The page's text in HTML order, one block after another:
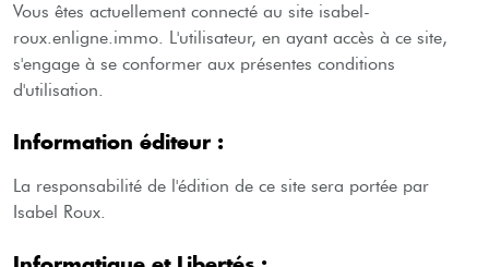
Vous êtes actuellement connecté au site isabel-
roux.enligne.immo. L'utilisateur, en ayant accès à ce site,
s'engage à se conformer aux présentes conditions
d'utilisation.
Information éditeur :
La responsabilité de l'édition de ce site sera portée par
Isabel Roux.